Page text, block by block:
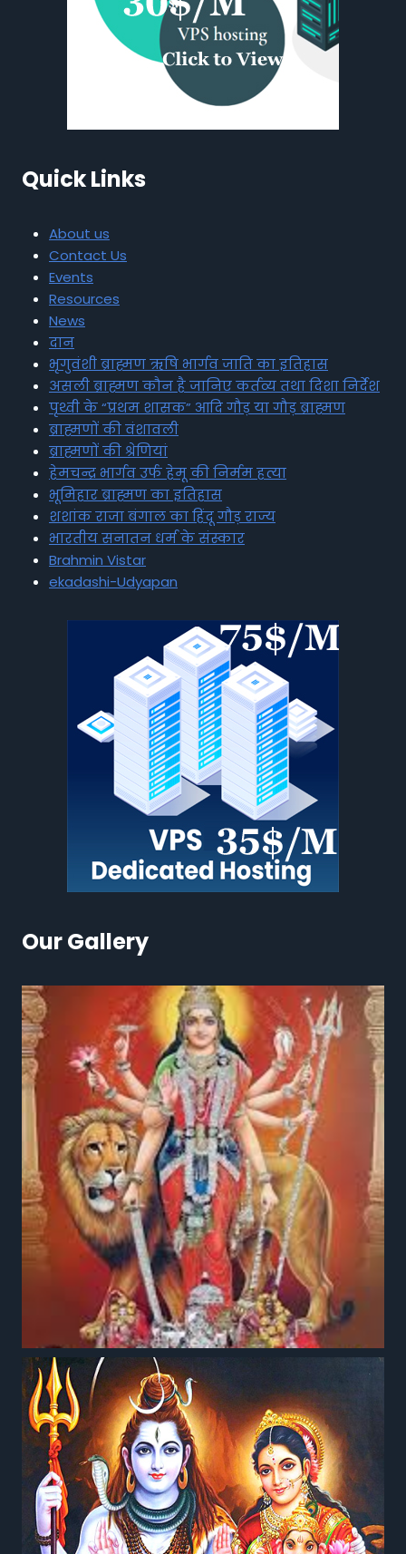
Quick Links
About us
Contact Us
Events
Resources
News
दान
भृगुवंशी ब्राह्मण ऋषि भार्गव जाति का इतिहास
असली ब्राह्मण कौन है जानिए कर्तव्य तथा दिशा निर्देश
पृथ्वी के “प्रथम शासक” आदि गौड़ या गौड़ ब्राह्मण
ब्राह्मणों की वंशावली
ब्राह्मणों की श्रेणियां
हेमचन्द्र भार्गव उर्फ हेमू की निर्मम हत्या
भूमिहार ब्राह्मण का इतिहास
शशांक राजा बंगाल का हिंदू गौड़ राज्य
भारतीय सनातन धर्म के संस्कार
Brahmin Vistar
ekadashi-Udyapan
Our Gallery